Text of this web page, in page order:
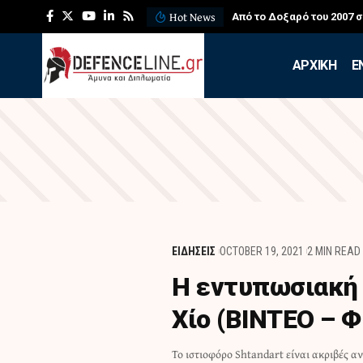
Hot News Από το Δοξαρό του 2007
APXIKH
ΕΙΔΗΣΕΙΣ OCTOBER 19, 2021 2 MIN READ
Η
Χίο (ΒΙΝΤΕΟ –
Το ιστιοφόρο Shtandart είναι ακριβές
ναυπηγικές παραδόσεις του 18ου αιώνα.